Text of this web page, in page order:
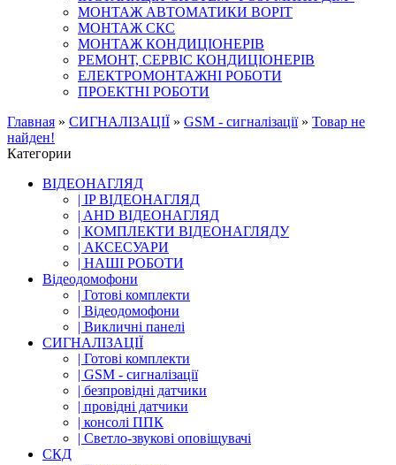
МОНТАЖ АВТОМАТИКИ ВОРІТ
МОНТАЖ СКС
МОНТАЖ КОНДИЦІОНЕРІВ
РЕМОНТ, СЕРВІС КОНДИЦІОНЕРІВ
ЕЛЕКТРОМОНТАЖНІ РОБОТИ
ПРОЕКТНІ РОБОТИ
Главная » СИГНАЛІЗАЦІЇ » GSM - сигналізації» Товар не
найден!
Категории
ВІДЕОНАГЛЯД
| IP ВІДЕОНАГЛЯД
| AHD ВІДЕОНАГЛЯД
| КОМПЛЕКТИ ВІДЕОНАГЛЯДУ
| АКСЕСУАРИ
| НАШІ РОБОТИ
Відеодомофони
| Готові комплекти
| Відеодомофони
| Викличні панелі
СИГНАЛІЗАЦІЇ
| Готові комплекти
| GSM - сигналізації
| безпровідні датчики
| провідні датчики
| консолі ППК
| Светло-звукові оповіщувачі
СКД